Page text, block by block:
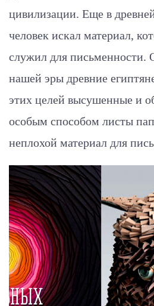
цивилизации. Еще в
человек искал материал,
служил для письменности.
нашей эры древние
этих целей высушенные и
особым способом листы
неплохой материал для